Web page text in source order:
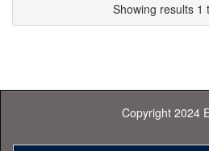
Showing results 1
Copyright 2024